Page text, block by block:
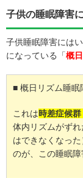
子供の睡眠障害
子供睡眠障害には
になっている「概
■ 概日リズム睡眠
これは時差症候群
体内リズムがず
はできなくなっ
のが、この睡眠障